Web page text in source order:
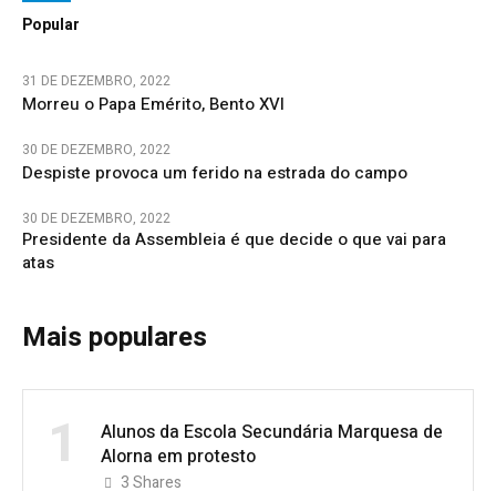
Popular
31 DE DEZEMBRO, 2022
Morreu o Papa Emérito, Bento XVI
30 DE DEZEMBRO, 2022
Despiste provoca um ferido na estrada do campo
30 DE DEZEMBRO, 2022
Presidente da Assembleia é que decide o que vai para
atas
Mais populares
1
Alunos da Escola Secundária Marquesa de
Alorna em protesto
3Shares